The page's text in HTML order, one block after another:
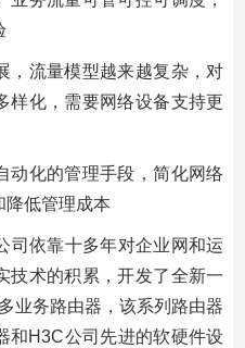
，流量模型越来越复杂，对
样化，需要网络设备支持更
动化的管理手段，简化网络
降低管理成本
司依靠十多年对企业网和运
技术的积累，开发了全新一
业务路由器，该系列路由器
和H3C公司先进的软硬件设